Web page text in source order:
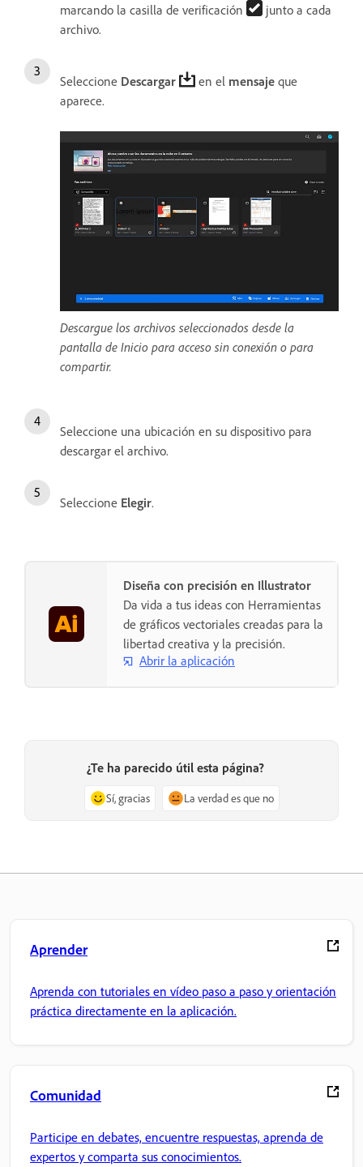
marcando la casilla de verificación
junto a cada
archivo.
Seleccione Descargar en el mensaje que
aparece.
Descargue los archivos seleccionados desde la
pantalla de Inicio para acceso sin conexión o para
compartir.
Seleccione una ubicación en su dispositivo para
descargar el archivo.
Seleccione Elegir.
Diseña con precisión en Illustrator
Da vida a tus ideas con Herramientas
de gráficos vectoriales creadas para la
libertad creativa y la precisión.
Abrir la aplicación
¿Te ha parecido útil esta página?
Sí, gracias La verdad es que no
Aprender
Aprenda con tutoriales en vídeo paso a paso y orientación
práctica directamente en la aplicación.
Comunidad
Participe en debates, encuentre respuestas, aprenda de
expertos y comparta sus conocimientos.